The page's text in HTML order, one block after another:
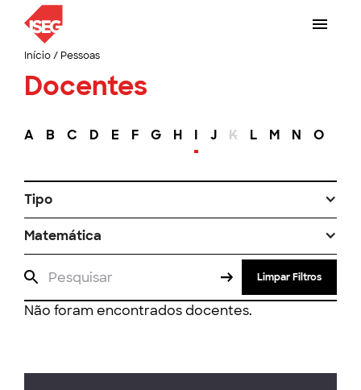
Início/ Pessoas
Docentes
A B C D E F G H I J K L M N O
Tipo
Matemática
Limpar Filtros
Não foram encontrados docentes.